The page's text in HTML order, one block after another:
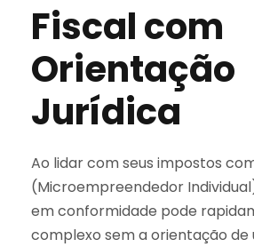
Fiscal com
Orientação
Jurídica
Ao lidar com seus impostos
(Microempreendedor
em conformidade pode
complexo sem a orientação de